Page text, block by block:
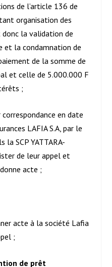
de l’article 136 de
organisation des
la validation de
et la condamnation de
de la somme de
et celle de 5.000.000 F
;
en date
LAFIA S.A, par le
la SCP YATTARA-
de leur appel et
acte ;
acte à la société Lafia
;
de prêt